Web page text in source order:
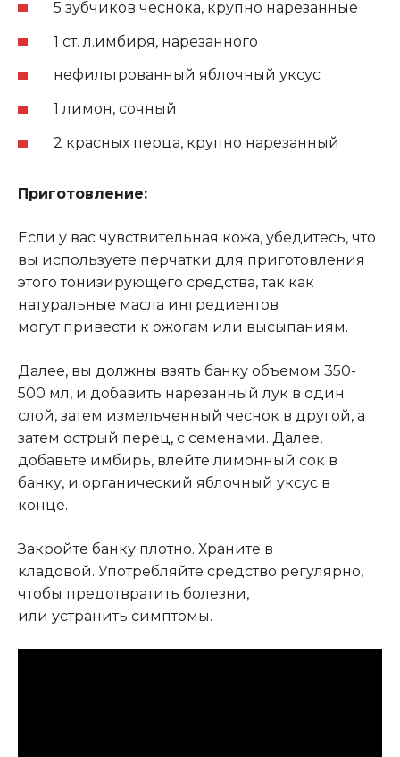
5 зубчиков чеснока, крупно нарезанные
1 ст. л.имбиря, нарезанного
нефильтрованный яблочный уксус
1 лимон, сочный
2 красных перца, крупно нарезанный
Приготовление:
Если у вас чувствительная кожа, убедитесь, что
вы используете перчатки для приготовления
этого тонизирующего средства,так как
натуральные масла ингредиентов
могутпривести к ожогам или высыпаниям.
Далее, вы должны взять банку объемом 350-
500 мл, и добавить нарезанный лук в один
слой, затем измельченный чеснок в другой, а
затем острый перец, с семенами. Далее,
добавьте имбирь, влейте лимонный сок в
банку, и органический яблочный уксус в
конце.
Закройте банку плотно. Храните в
кладовой. Употребляйте средство регулярно,
чтобы предотвратить болезни,
или устранить симптомы.